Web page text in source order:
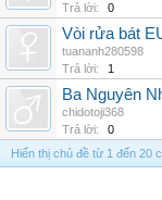
Trả lời:
0
Vòi rửa bát
tuananh280598
Trả lời:
1
Ba Nguyên
chidotoji368
Trả lời:
0
Hiển thị chủ đề từ 1 đến 20